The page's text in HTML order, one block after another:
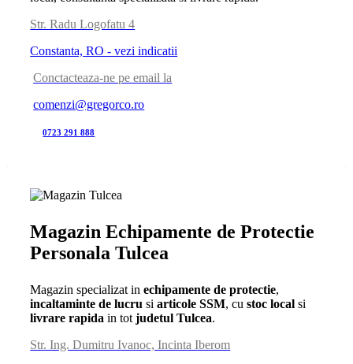
Str. Radu Logofatu 4
Constanta, RO - vezi indicatii
Conctacteaza-ne pe email la
comenzi@gregorco.ro
0723 291 888
Magazin Echipamente de Protectie
Personala Tulcea
Magazin specializat inechipamente de protectie,
incaltaminte de lucru siarticole SSM, cu stoc local si
livrare rapida in totjudetul Tulcea.
Str. Ing. Dumitru Ivanoc, Incinta Iberom